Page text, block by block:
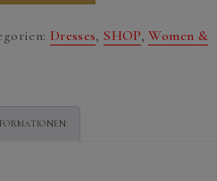
Dresses,SHOP,Women &